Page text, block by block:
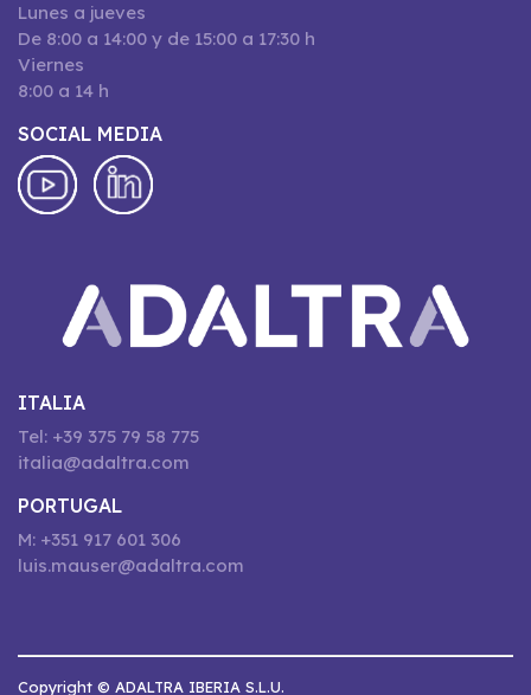
Lunes a jueves
De 8:00 a 14:00 y de 15:00 a 17:30 h
Viernes
8:00 a 14 h
SOCIAL MEDIA
ITALIA
Tel: +39 375 79 58 775
italia@adaltra.com
PORTUGAL
M: +351 917 601 306
luis.mauser@adaltra.com
Copyright © ADALTRA IBERIA S.L.U.